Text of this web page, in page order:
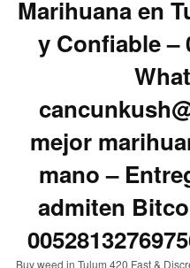
Marihuana en
y Confiable –
mejor
mano –
admiten
Buy weed in Tulum 420 Fast &